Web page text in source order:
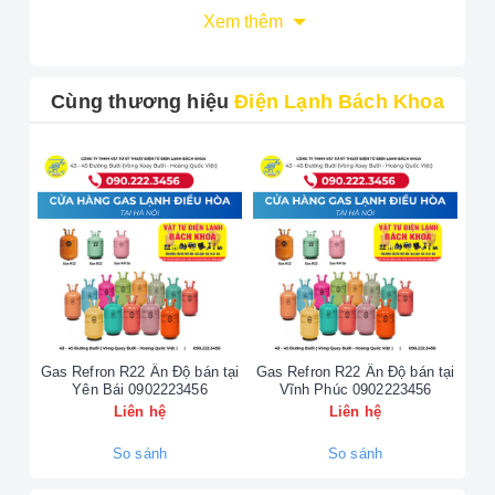
LIÊN HỆ NGAY -HOTLINE SỬA
TRỢ 24/7
☎️ 090.222.3456
Địa chỉ: 43 - 45 Đường Bưởi (Vòng Xoay Bưởi -
Hoàng Quốc Việt)
Điện thoại bàn:
024.35.20.20.20
DỊCH VỤ SỬA CHỮA VÀ BẢO
TRÌ THIẾT BỊ PANASONICUY
Xem thêm
Cùng thương hiệuĐiện Lạnh Bách Khoa
Gas Refron R22 Ấn Độ bán tại
Yên Bái 0902223456
Liên hệ
So sánh
Gas Refron R22 Ấn Độ bán tại
Vĩnh Phúc 0902223456
Liên hệ
So sánh